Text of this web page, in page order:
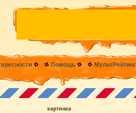
Помощь МультРейтинг
картинка